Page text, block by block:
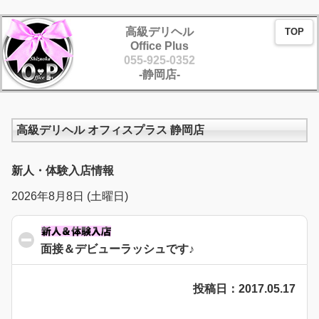
高級デリヘル
Office Plus
055-925-0352
-静岡店-
TOP
高級デリヘル オフィスプラス 静岡店
新人・体験入店情報
2026年8月8日 (土曜日)
面接＆デビューラッシュです♪
投稿日：2017.05.17